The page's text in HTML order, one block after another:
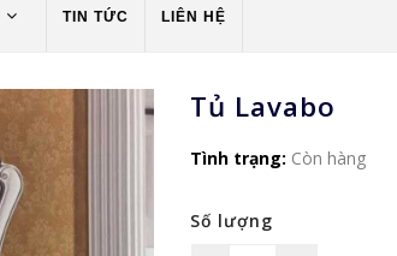
TIN TỨC LIÊN HỆ
Tủ Lavabo
Tình trạng: Còn hàng
Số lượng